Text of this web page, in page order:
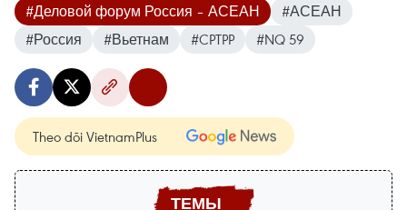
#Деловой форум Россия – АСЕАН
#АСЕАН
#Россия
#Вьетнам #CPTPP #NQ 59
Theo dõi VietnamPlus